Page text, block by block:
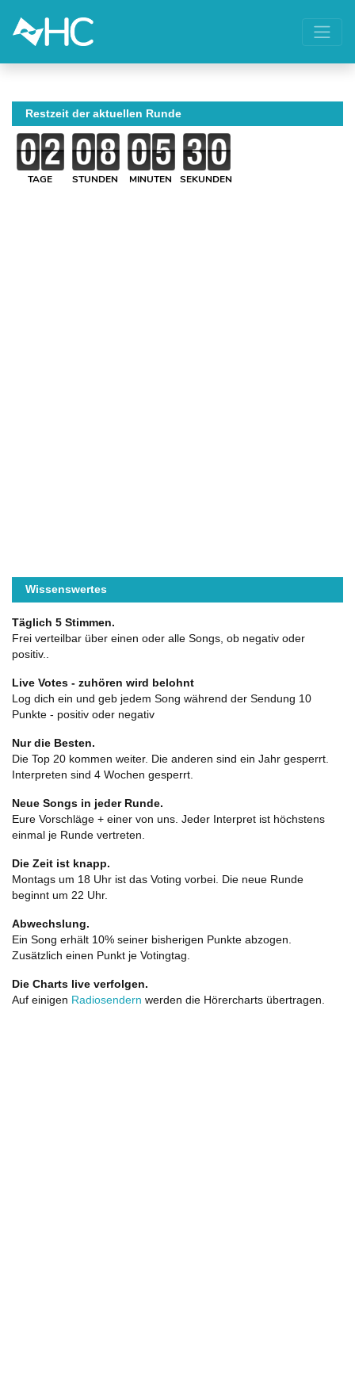
Restzeit der aktuellen Runde
TAGE STUNDEN MINUTEN SEKUNDEN
Wissenswertes
Täglich 5 Stimmen.
Frei verteilbar über einen oder alle Songs, ob negativ oder
positiv..
Live Votes - zuhören wird belohnt
Log dich ein und geb jedem Song während der Sendung 10
Punkte - positiv oder negativ
Nur die Besten.
Die Top 20 kommen weiter. Die anderen sind ein Jahr gesperrt.
Interpreten sind 4 Wochen gesperrt.
Neue Songs in jeder Runde.
Eure Vorschläge + einer von uns. Jeder Interpret ist höchstens
einmal je Runde vertreten.
Die Zeit ist knapp.
Montags um 18 Uhr ist das Voting vorbei. Die neue Runde
beginnt um 22 Uhr.
Abwechslung.
Ein Song erhält 10% seiner bisherigen Punkte abzogen.
Zusätzlich einen Punkt je Votingtag.
Die Charts live verfolgen.
Auf einigen Radiosendern werden die Hörercharts übertragen.